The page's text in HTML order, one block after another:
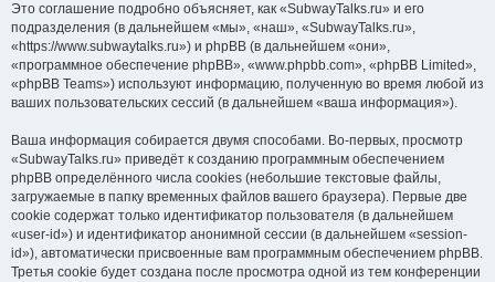
Это соглашение подробно объясняет, как «SubwayTalks.ru» и его
подразделения (в дальнейшем «мы», «наш», «SubwayTalks.ru»,
«https://www.subwaytalks.ru») и phpBB (в дальнейшем «они»,
«программное обеспечение phpBB», «www.phpbb.com», «phpBB Limited»,
«phpBB Teams») используют информацию, полученную во время любой из
ваших пользовательских сессий (в дальнейшем «ваша информация»).
Ваша информация собирается двумя способами. Во-первых, просмотр
«SubwayTalks.ru» приведёт к созданию программным обеспечением
phpBB определённого числа cookies (небольшие текстовые файлы,
загружаемые в папку временных файлов вашего браузера). Первые две
cookie содержат только идентификатор пользователя (в дальнейшем
«user-id») и идентификатор анонимной сессии (в дальнейшем «session-
id»), автоматически присвоенные вам программным обеспечением phpBB.
Третья cookie будет создана после просмотра одной из тем конференции